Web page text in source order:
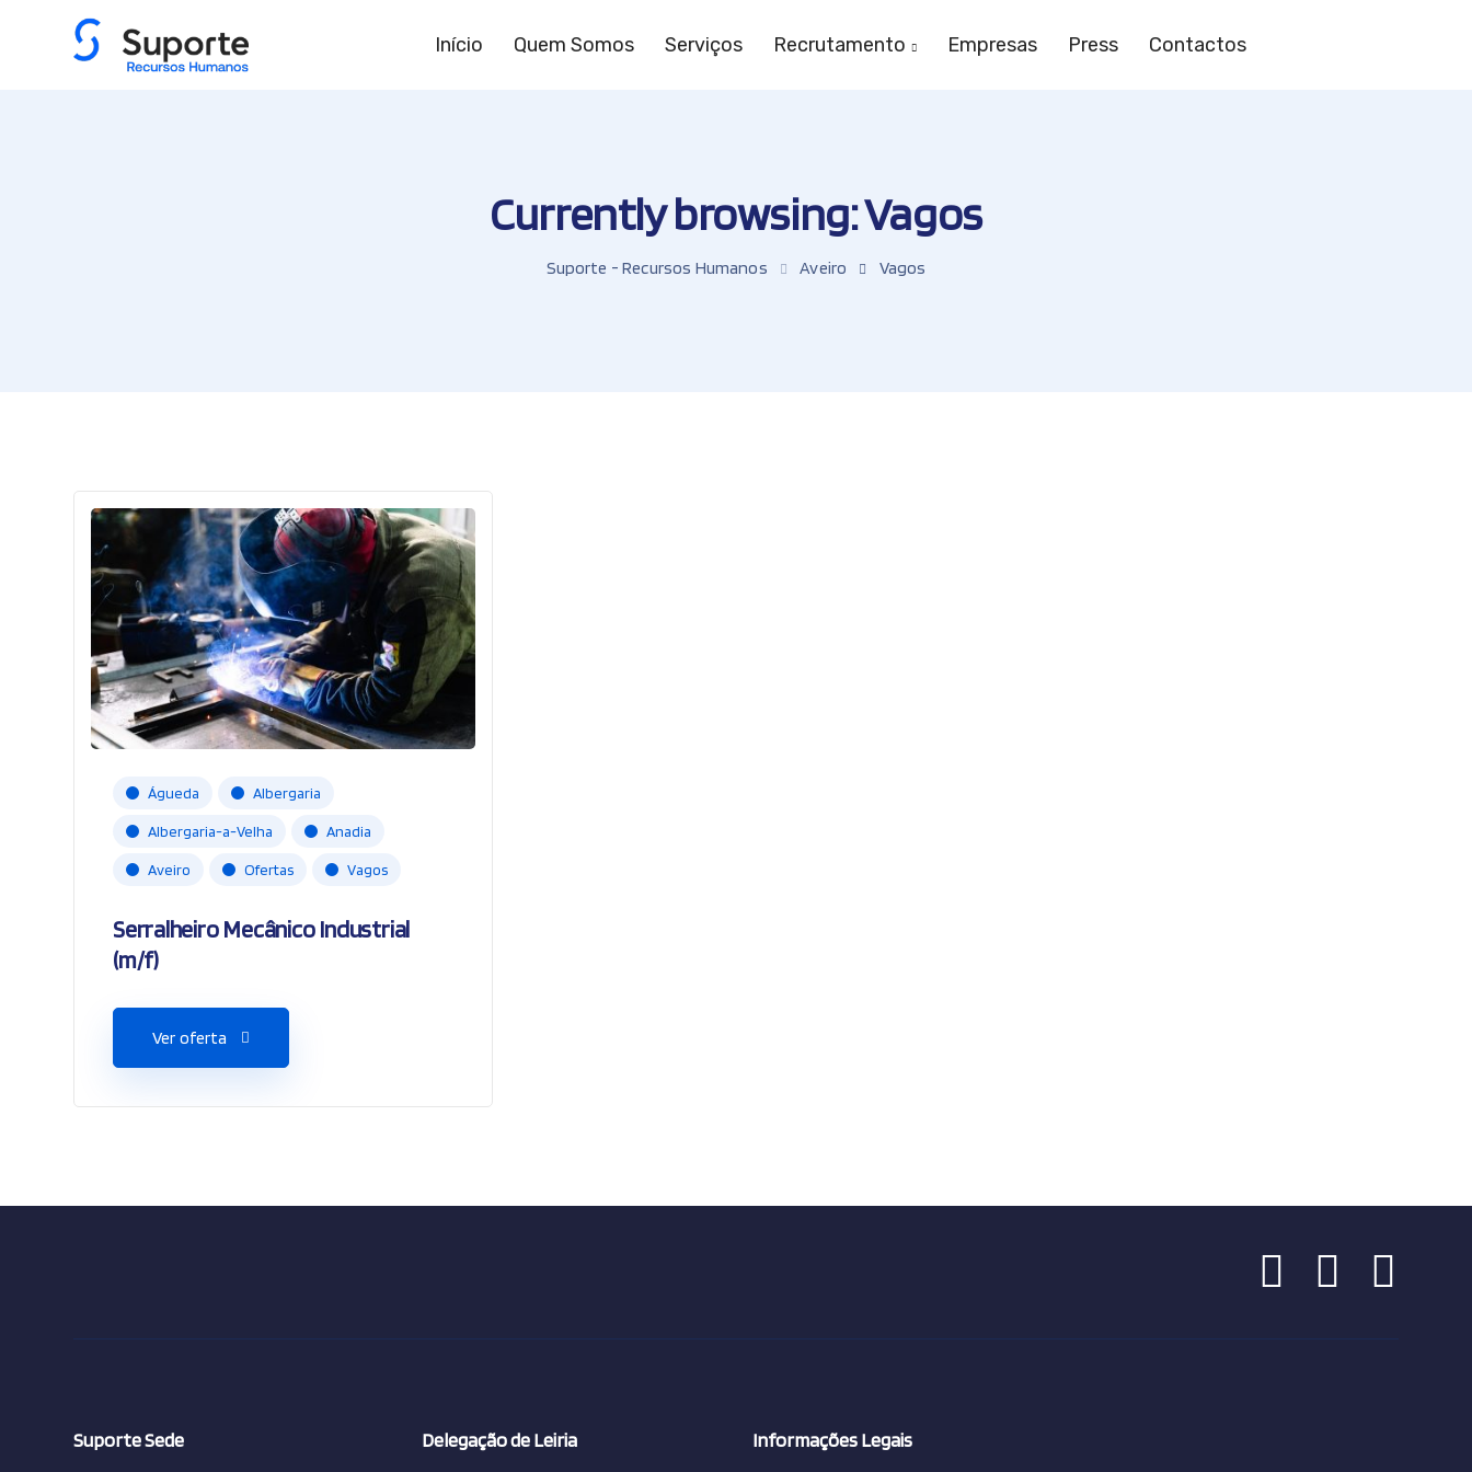
Início Quem Somos Serviços Recrutamento Empresas Press Contactos
Currently browsing: Vagos
Suporte - Recursos Humanos Aveiro Vagos
Águeda Albergaria
Albergaria-a-Velha Anadia
Aveiro Ofertas Vagos
Serralheiro Mecânico Industrial
(m/f)
Ver oferta
Suporte Sede Delegação de Leiria Informações Legais